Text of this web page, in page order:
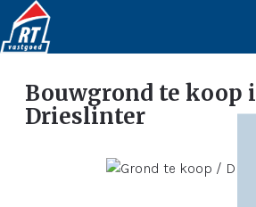
Bouwgrond te koop
Drieslinter